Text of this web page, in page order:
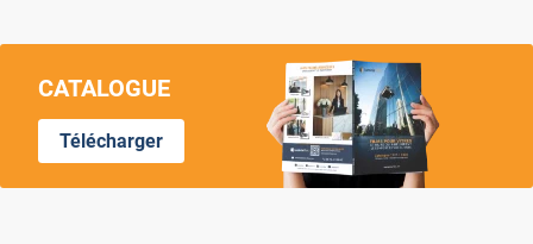
CATALOGUE
Télécharger